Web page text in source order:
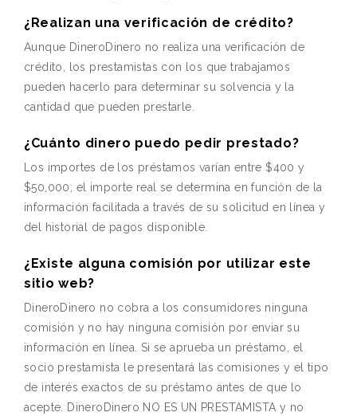
¿Realizan una verificación de crédito?
Aunque DineroDinero no realiza una verificación de
crédito, los prestamistas con los que trabajamos
pueden hacerlo para determinar su solvencia y la
cantidad que pueden prestarle.
¿Cuánto dinero puedo pedir prestado?
Los importes de los préstamos varían entre $400 y
$50,000; el importe real se determina en función de la
información facilitada a través de su solicitud en línea y
del historial de pagos disponible.
¿Existe alguna comisión por utilizar este
sitio web?
DineroDinero no cobra a los consumidores ninguna
comisión y no hay ninguna comisión por enviar su
información en línea. Si se aprueba un préstamo, el
socio prestamista le presentará las comisiones y el tipo
de interés exactos de su préstamo antes de que lo
acepte. DineroDinero NO ES UN PRESTAMISTA y no